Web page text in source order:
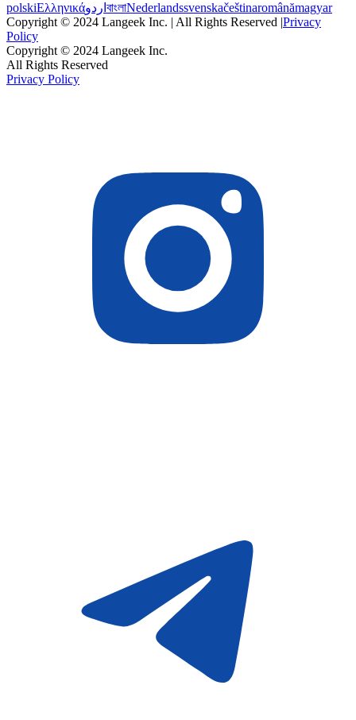
polskiΕλληνικάاردو বাংলাNederlandssvenskačeštinaromânămagyar
Copyright © 2024 Langeek Inc. | All Rights Reserved |Privacy
Policy
Copyright © 2024 Langeek Inc.
All Rights Reserved
Privacy Policy